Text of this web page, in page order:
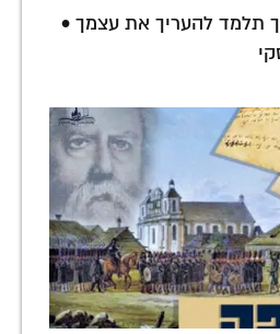
תלמד להעריך את עצמך •